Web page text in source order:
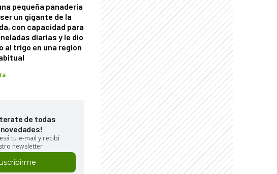
pequeña panadería
un gigante de la
con capacidad para
diarias y le dio
al trigo en una región
de todas
tu e-mail y recibí
newsletter